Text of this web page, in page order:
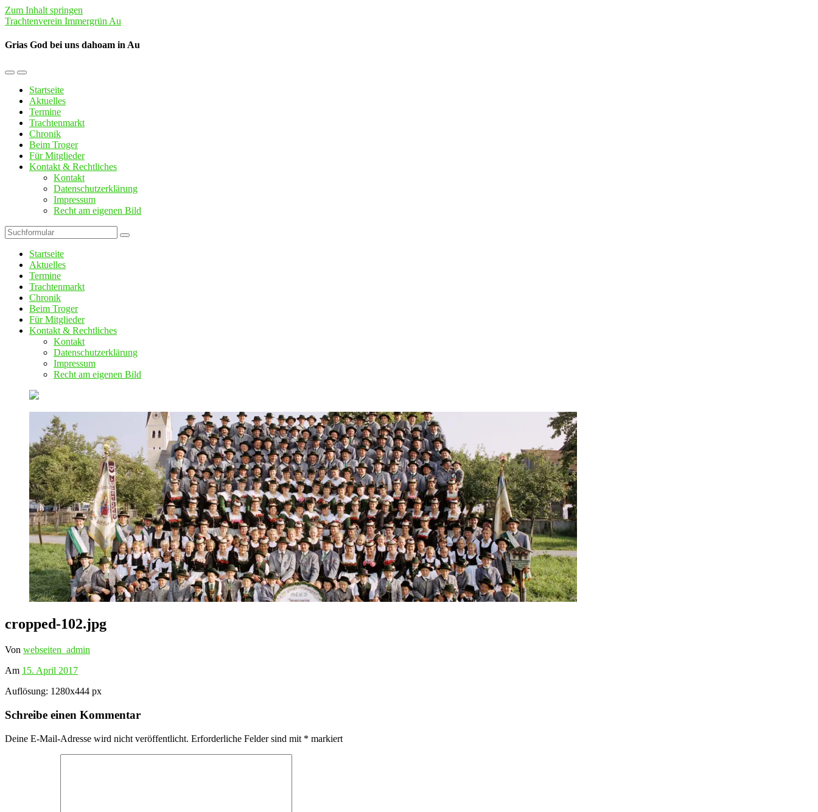
Zum Inhalt springen
Trachtenverein Immergrün Au
Grias God bei uns dahoam in Au
Mobil-
umschalten
Suchfeld
umschalten
Startseite
Aktuelles
Termine
Trachtenmarkt
Chronik
Beim Troger
Für Mitglieder
Kontakt & Rechtliches
Kontakt
Datenschutzerklärung
Impressum
Recht am eigenen Bild
Suchen
Startseite
Aktuelles
Termine
Trachtenmarkt
Chronik
Beim Troger
Für Mitglieder
Kontakt & Rechtliches
Kontakt
Datenschutzerklärung
Impressum
Recht am eigenen Bild
cropped-102.jpg
Von webseiten_admin
Am 15. April 2017
Auflösung: 1280x444 px
Schreibe einen Kommentar
Deine E-Mail-Adresse wird nicht veröffentlicht. Erforderliche Felder sind mit * markiert